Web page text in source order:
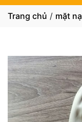
Trang chủ / mặt nạ